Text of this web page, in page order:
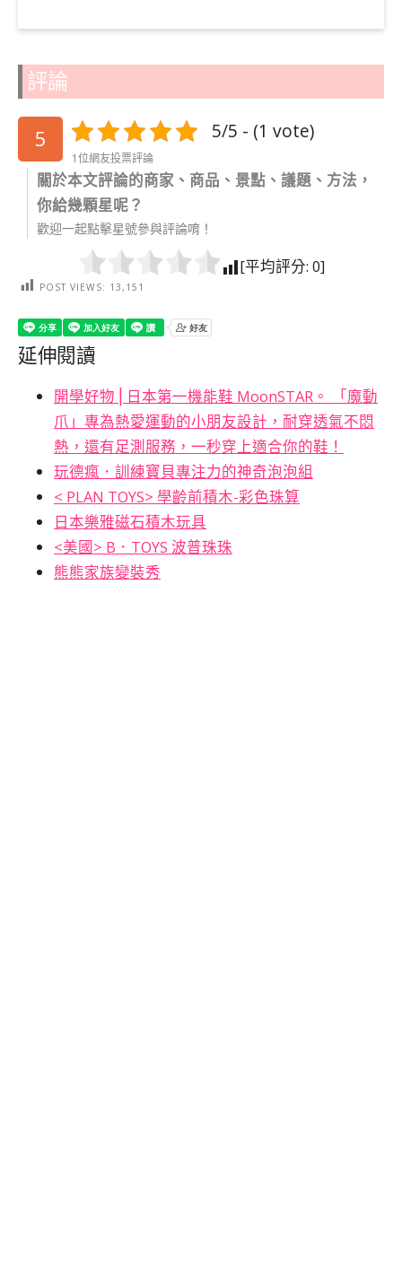
評論
5 5/5 - (1 vote)
1位網友投票評論
關於本文評論的商家、商品、景點、議題、方法，
你給幾顆星呢？
歡迎一起點擊星號參與評論唷！
[平均評分: 0]
POST VIEWS: 13,151
延伸閱讀
開學好物⎪日本第一機能鞋 MoonSTAR。 「魔動
爪」專為熱愛運動的小朋友設計，耐穿透氣不悶
熱，還有足測服務，一秒穿上適合你的鞋！
玩德瘋．訓練寶貝專注力的神奇泡泡組
< PLAN TOYS> 學齡前積木-彩色珠算
日本樂雅磁石積木玩具
<美國> B．TOYS 波普珠珠
熊熊家族變裝秀